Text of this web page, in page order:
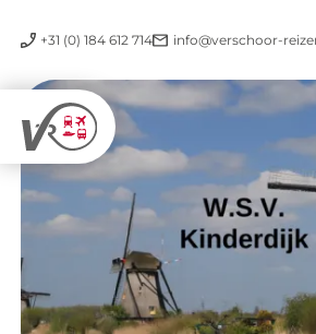
+31 (0) 184 612 714 info@verschoor-